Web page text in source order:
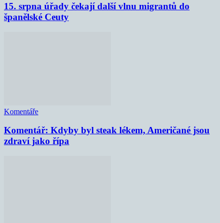
15. srpna úřady čekají další vlnu migrantů do
španělské Ceuty
Komentáře
Komentář: Kdyby byl steak lékem, Američané jsou
zdraví jako řípa